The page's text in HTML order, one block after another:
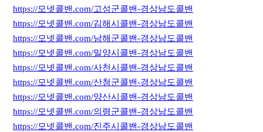
https://모넷콜밴.com/고성군콜밴-경상남도콜밴
https://모넷콜밴.com/김해시콜밴-경상남도콜밴
https://모넷콜밴.com/남해군콜밴-경상남도콜밴
https://모넷콜밴.com/밀양시콜밴-경상남도콜밴
https://모넷콜밴.com/사천시콜밴-경상남도콜밴
https://모넷콜밴.com/산청군콜밴-경상남도콜밴
https://모넷콜밴.com/양산시콜밴-경상남도콜밴
https://모넷콜밴.com/의령군콜밴-경상남도콜밴
https://모넷콜밴.com/진주시콜밴-경상남도콜밴